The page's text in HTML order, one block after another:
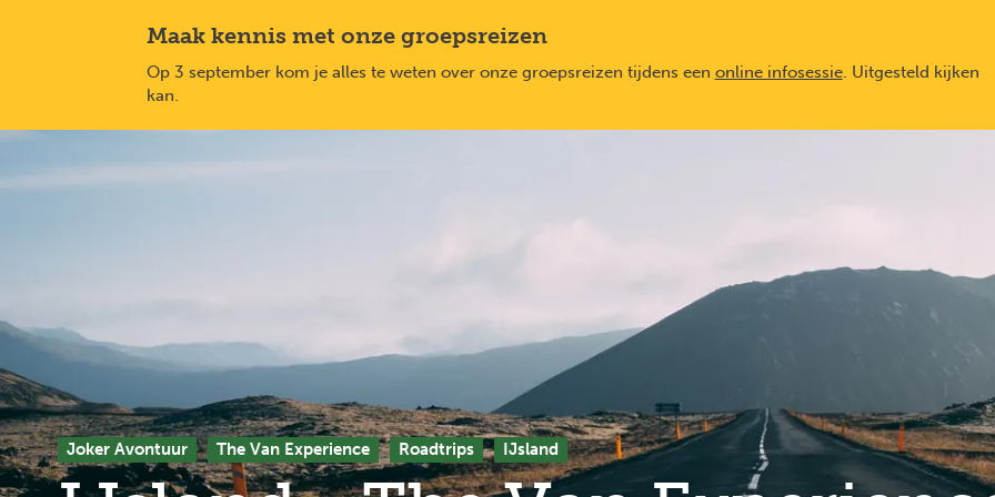
gaan
Maak kennis met onze groepsreizen
Op 3 september kom je alles te weten over onze groepsreizen tijdens een online infosessie. Uitgesteld kijken
kan.
Joker Avontuur The Van Experience Roadtrips IJsland